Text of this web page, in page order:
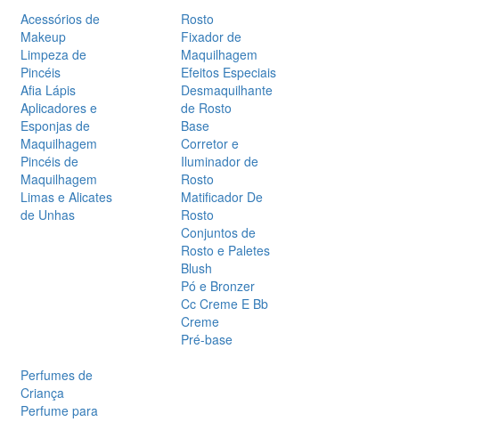
Acessórios de
Makeup
Limpeza de
Pincéis
Afia Lápis
Aplicadores e
Esponjas de
Maquilhagem
Pincéis de
Maquilhagem
Limas e Alicates
de Unhas
Rosto
Fixador de
Maquilhagem
Efeitos Especiais
Desmaquilhante
de Rosto
Base
Corretor e
Iluminador de
Rosto
Matificador De
Rosto
Conjuntos de
Rosto e Paletes
Blush
Pó e Bronzer
Cc Creme E Bb
Creme
Pré-base
Perfumes de
Criança
Perfume para